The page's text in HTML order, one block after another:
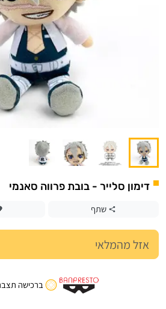
דימון סלייר - בובת פרווה סאנמי
שתף
אזל מהמלאי
ברכישה